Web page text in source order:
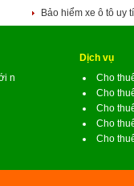
Bảo hiểm xe ô tô uy
n
Dịch vụ
Cho
Cho
Cho
Cho
Cho